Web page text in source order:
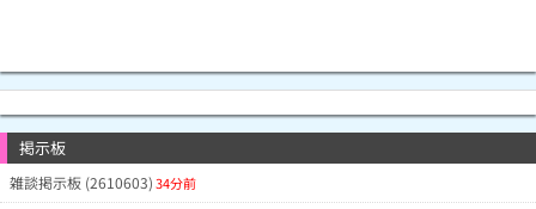
掲示板
雑談掲示板 (2610603)34分前